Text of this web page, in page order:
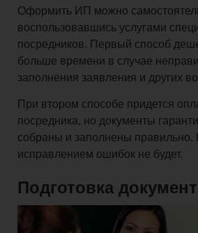
Оформить ИП можно
воспользовавшись услугами
посредников. Первый способ
больше времени в случае
заполнения заявления и других
При втором способе придется
посредника, но документы
собраны и заполнены правильно.
исправлением ошибок не будет.
Подготовка